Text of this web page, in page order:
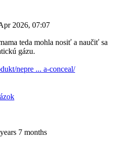
2026, 07:07
teda mohla nosiť a naučiť sa
gázu.
nepre ... a-conceal/
7 months